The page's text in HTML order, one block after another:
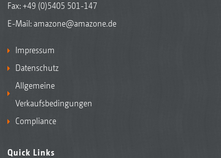
Fax: +49 (0)5405 501-147
E-Mail: amazone@amazone.de
Impressum
Datenschutz
Allgemeine
Verkaufsbedingungen
Compliance
Quick Links